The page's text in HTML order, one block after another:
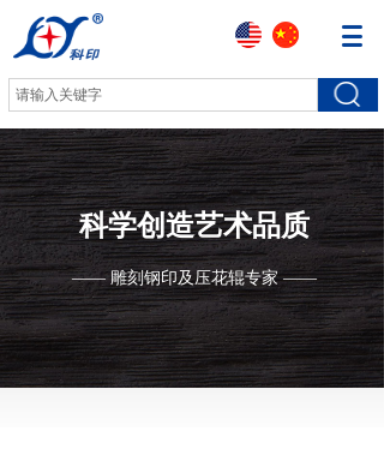
科学创造艺术品质
—— 雕刻钢印及压花辊专家 ——